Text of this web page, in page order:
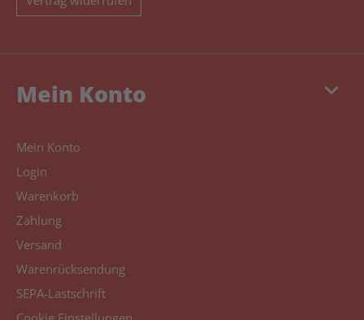
keyboard_arrow_down
Mein Konto
Mein Konto
Login
Warenkorb
Zahlung
Versand
Warenrücksendung
SEPA-Lastschrift